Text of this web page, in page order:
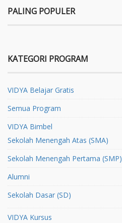
PALING POPULER
KATEGORI PROGRAM
VIDYA Belajar Gratis
Semua Program
VIDYA Bimbel
Sekolah Menengah Atas (SMA)
Sekolah Menengah Pertama (SMP)
Alumni
Sekolah Dasar (SD)
VIDYA Kursus